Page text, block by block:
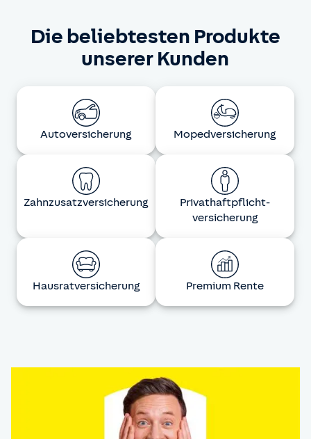
Die beliebtesten Produkte
unserer Kunden
Auto­versicherung Moped­versicherung
Zahnzusatz­versicherung
Privat­haftpflicht­
versicherung
Hausrat­versicherung Premium Rente